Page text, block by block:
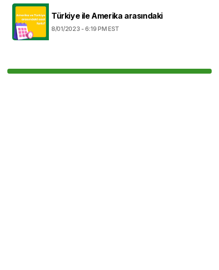
Türkiye ile Amerika arasındaki
8/01/2023 - 6:19 PM EST